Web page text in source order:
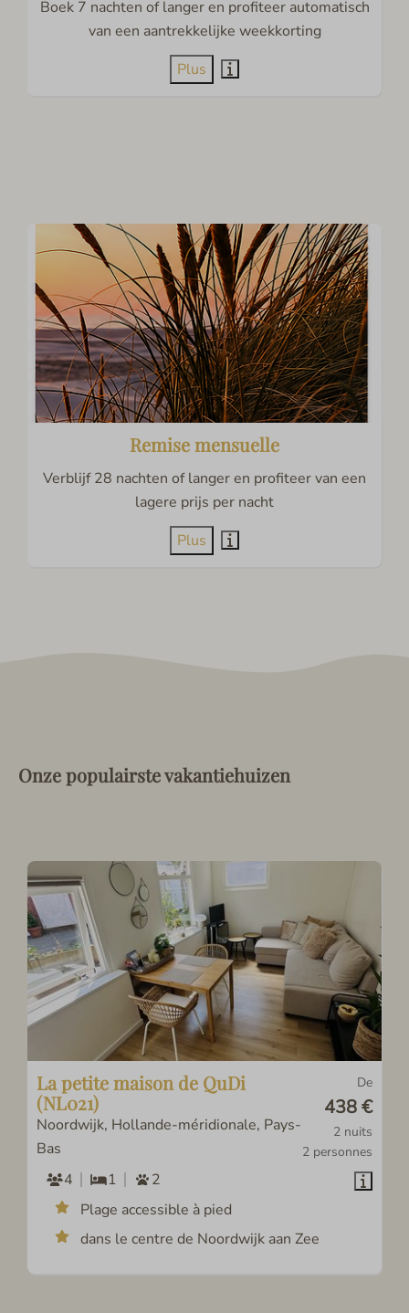
Boek 7 nachten of langer en profiteer automatisch
van een aantrekkelijke weekkorting
Plus
Remise mensuelle
Verblijf 28 nachten of langer en profiteer van een
lagere prijs per nacht
Plus
Onze populairste vakantiehuizen
De
438 €
2 nuits
2 personnes
La petite maison de QuDi
(NL021)
Noordwijk, Hollande-méridionale, Pays-
Bas
4
1
2
Plage accessible à pied
dans le centre de Noordwijk aan Zee